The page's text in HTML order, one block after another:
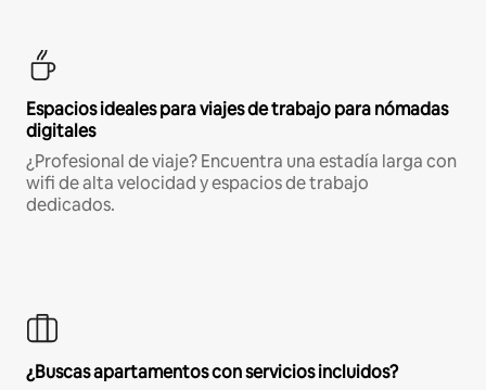
Espacios ideales para viajes de trabajo para nómadas
digitales
¿Profesional de viaje? Encuentra una estadía larga con
wifi de alta velocidad y espacios de trabajo
dedicados.
¿Buscas apartamentos con servicios incluidos?